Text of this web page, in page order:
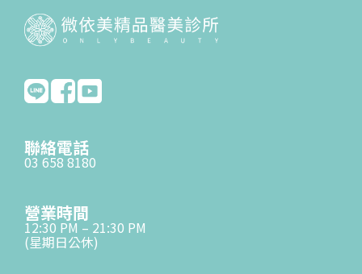
聯絡電話
03 658 8180
營業時間
12:30 PM – 21:30 PM
(星期日公休)